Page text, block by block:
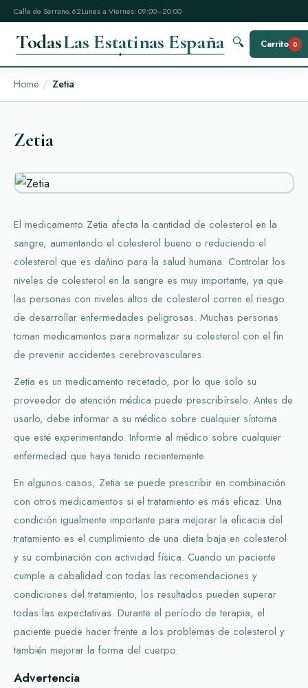
Calle de Serrano, 62Lunes a Viernes: 09:00–20:00
TodasLas Estatinas España 🔍 Carrito 0
Home Zetia
Zetia
El medicamento Zetia afecta la cantidad de colesterol en la
sangre, aumentando el colesterol bueno o reduciendo el
colesterol que es dañino para la salud humana. Controlar los
niveles de colesterol en la sangre es muy importante, ya que
las personas con niveles altos de colesterol corren el riesgo
de desarrollar enfermedades peligrosas. Muchas personas
toman medicamentos para normalizar su colesterol con el fin
de prevenir accidentes cerebrovasculares.
Zetia es un medicamento recetado, por lo que solo su
proveedor de atención médica puede prescribírselo. Antes de
usarlo, debe informar a su médico sobre cualquier síntoma
que esté experimentando. Informe al médico sobre cualquier
enfermedad que haya tenido recientemente.
En algunos casos, Zetia se puede prescribir en combinación
con otros medicamentos si el tratamiento es más eficaz. Una
condición igualmente importante para mejorar la eficacia del
tratamiento es el cumplimiento de una dieta baja en colesterol
y su combinación con actividad física. Cuando un paciente
cumple a cabalidad con todas las recomendaciones y
condiciones del tratamiento, los resultados pueden superar
todas las expectativas. Durante el período de terapia, el
paciente puede hacer frente a los problemas de colesterol y
también mejorar la forma del cuerpo.
Advertencia